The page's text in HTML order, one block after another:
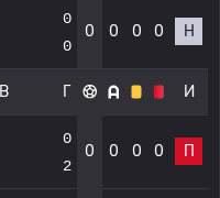
0
0
0 0 0 0 Н
Г И
0
2
0 0 0 0 П